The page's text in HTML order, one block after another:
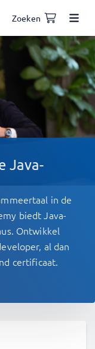
Zoeken
Java-
in de
biedt Java-
Ontwikkel
al dan
certificaat.